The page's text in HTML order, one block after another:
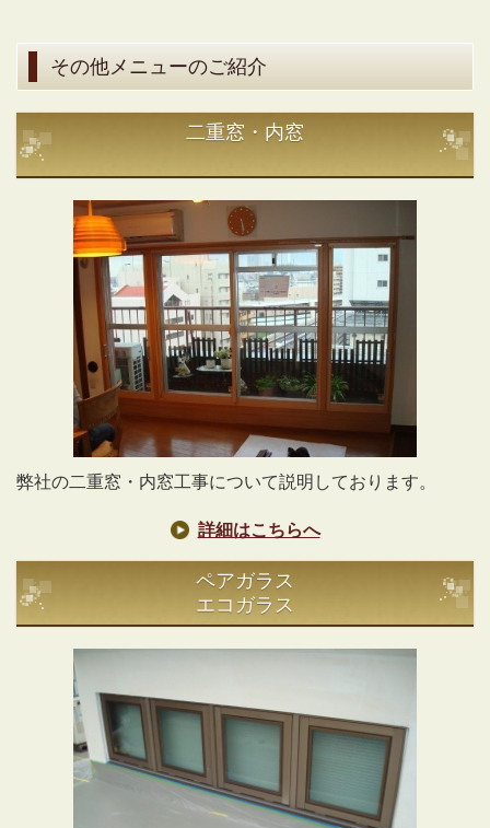
その他メニューのご紹介
二重窓・内窓
弊社の二重窓・内窓工事について説明しております。
詳細はこちらへ
ペアガラス
エコガラス